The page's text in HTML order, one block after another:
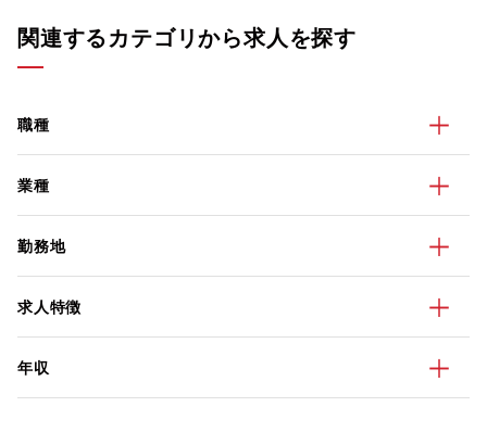
関連するカテゴリから求人を探す
職種
業種
勤務地
求人特徴
年収